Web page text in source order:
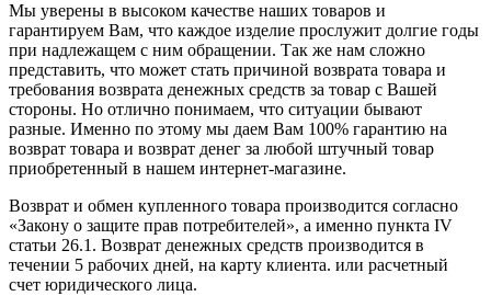
Мы уверены в высоком качестве наших товаров и
гарантируем Вам, что каждое изделие прослужит долгие годы
при надлежащем с ним обращении. Так же нам сложно
представить, что может стать причиной возврата товара и
требования возврата денежных средств за товар с Вашей
стороны. Но отлично понимаем, что ситуации бывают
разные. Именно по этому мы даем Вам 100% гарантию на
возврат товара и возврат денег за любой штучный товар
приобретенный в нашем интернет-магазине.
Возврат и обмен купленного товара производится согласно
«Закону о защите прав потребителей», а именно пункта IV
статьи 26.1. Возврат денежных средств производится в
течении 5 рабочих дней, на карту клиента. или расчетный
счет юридического лица.